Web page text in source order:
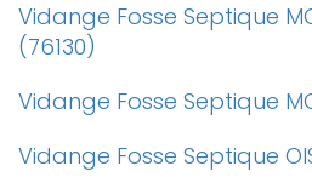
Vidange Fosse Septique
(76130)
Vidange Fosse Septique
Vidange Fosse Septique